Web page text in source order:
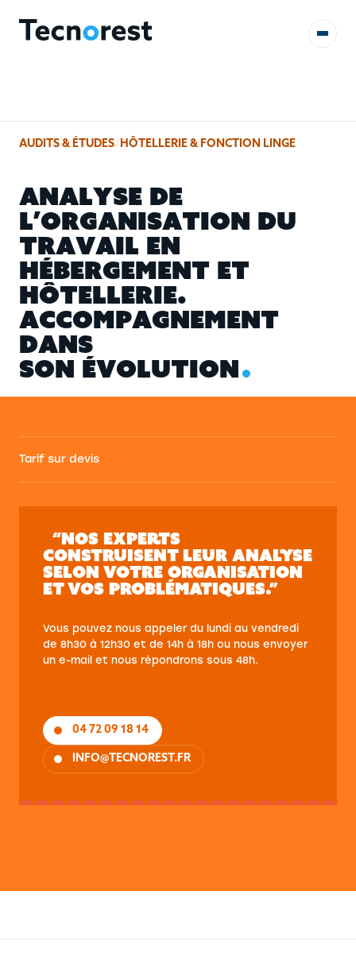
RÉFÉRENCES
CONTACT
AUDITS & ÉTUDES/ HÔTELLERIE & FONCTION LINGE
ANALYSE DE
L’ORGANISATION DU
TRAVAIL EN
HÉBERGEMENT ET
HÔTELLERIE.
ACCOMPAGNEMENT
DANS
SON ÉVOLUTION
Tarif sur devis
“NOS EXPERTS
CONSTRUISENT LEUR ANALYSE
SELON VOTRE ORGANISATION
ET VOS PROBLÉMATIQUES.”
Vous pouvez nous appeler du lundi au vendredi
de 8h30 à 12h30 et de 14h à 18h ou nous envoyer
un e-mail et nous répondrons sous 48h.
04 72 09 18 14
INFO@TECNOREST.FR